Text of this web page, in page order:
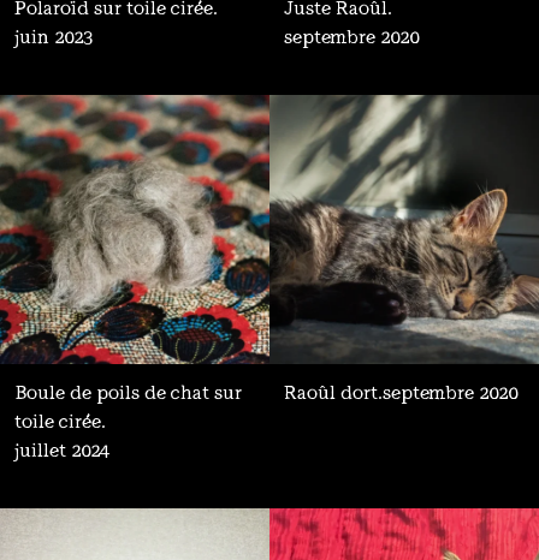
Polaroïd sur toile cirée.
juin 2023
Juste Raoûl.
septembre 2020
Boule de poils de chat sur
toile cirée.
juillet 2024
Raoûl dort.septembre 2020